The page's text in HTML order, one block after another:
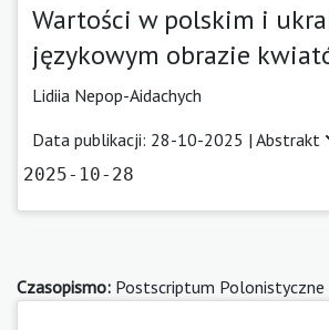
Wartości w polskim i
językowym obrazie
Lidiia Nepop-Aidachych
Data publikacji: 28-10-2025 | Abstrakt
2025-10-28
Czasopismo: Postscriptum Polonistyczne